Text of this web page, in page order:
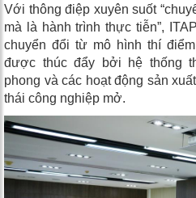
Với thông điệp xuyên suốt
mà là hành trình thực tiễn”,
chuyển đổi từ mô hình thí
được thúc đẩy bởi hệ thống
phong và các hoạt động sản
thái công nghiệp mở.